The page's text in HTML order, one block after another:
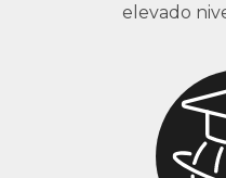
elevado